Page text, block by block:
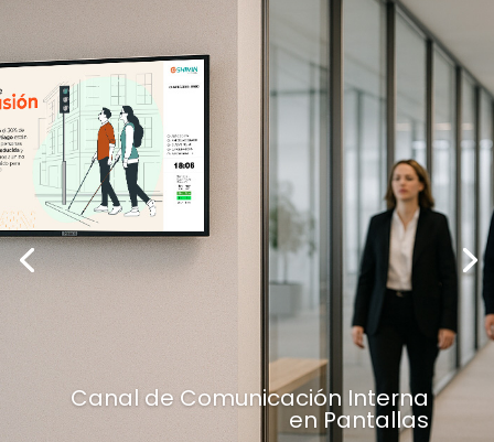
Canal de Comunicación Interna
en Pantallas